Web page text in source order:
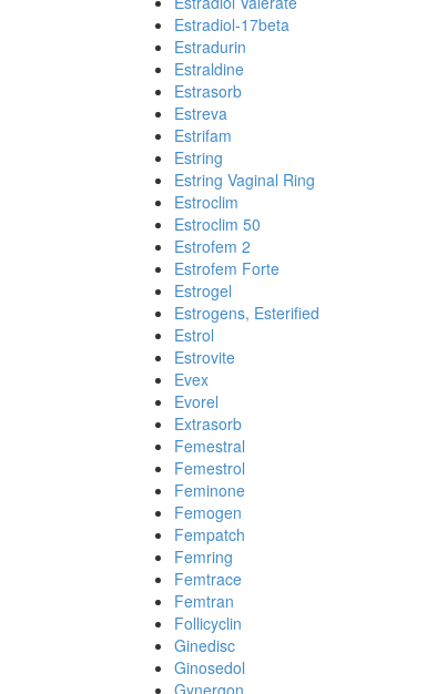
Estradiol-17beta
Estradurin
Estraldine
Estrasorb
Estreva
Estrifam
Estring
Estring Vaginal Ring
Estroclim
Estroclim 50
Estrofem 2
Estrofem Forte
Estrogel
Estrogens, Esterified
Estrol
Estrovite
Evex
Evorel
Extrasorb
Femestral
Femestrol
Feminone
Femogen
Fempatch
Femring
Femtrace
Femtran
Follicyclin
Ginedisc
Ginosedol
Gynergon